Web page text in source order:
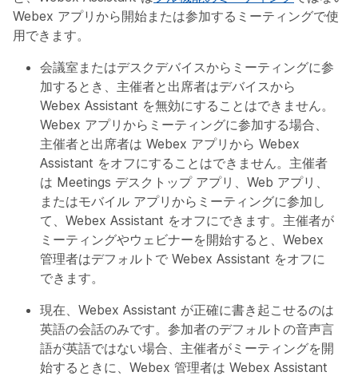
Webex アプリから開始または参加するミーティングで使
用できます。
会議室またはデスクデバイスからミーティングに参
加するとき、主催者と出席者はデバイスから
Webex Assistant を無効にすることはできません。
Webex アプリからミーティングに参加する場合、
主催者と出席者は Webex アプリから Webex
Assistant をオフにすることはできません。主催者
は Meetings デスクトップ アプリ、Web アプリ、
またはモバイル アプリからミーティングに参加し
て、Webex Assistant をオフにできます。主催者が
ミーティングやウェビナーを開始すると、Webex
管理者はデフォルトで Webex Assistant をオフに
できます。
現在、Webex Assistant が正確に書き起こせるのは
英語の会話のみです。参加者のデフォルトの音声言
語が英語ではない場合、主催者がミーティングを開
始するときに、Webex 管理者は Webex Assistant